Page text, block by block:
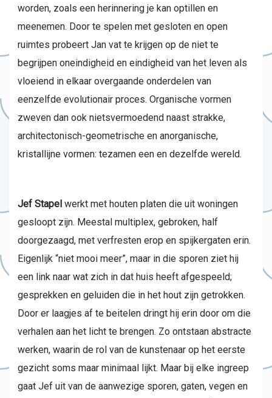
worden, zoals een herinnering je kan optillen en
meenemen. Door te spelen met gesloten en open
ruimtes probeert Jan vat te krijgen op de niet te
begrijpen oneindigheid en eindigheid van het leven als
vloeiend in elkaar overgaande onderdelen van
eenzelfde evolutionair proces. Organische vormen
zweven dan ook nietsvermoedend naast strakke,
architectonisch-geometrische en anorganische,
kristallijne vormen: tezamen een en dezelfde wereld.
Jef Stapel werkt met houten platen die uit woningen
gesloopt zijn. Meestal multiplex, gebroken, half
doorgezaagd, met verfresten erop en spijkergaten erin.
Eigenlijk “niet mooi meer”, maar in die sporen ziet hij
een link naar wat zich in dat huis heeft afgespeeld;
gesprekken en geluiden die in het hout zijn getrokken.
Door er laagjes af te beitelen dringt hij erin door om die
verhalen aan het licht te brengen. Zo ontstaan abstracte
werken, waarin de rol van de kunstenaar op het eerste
gezicht soms maar minimaal lijkt. Maar bij elke ingreep
gaat Jef uit van de aanwezige sporen, gaten, vegen en